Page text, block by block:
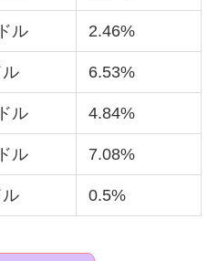
きい銘柄ほど大きな
ことになるので、優
してくれることにな
ル 2.46%
6.53%
ル 4.84%
ル 7.08%
0.5%